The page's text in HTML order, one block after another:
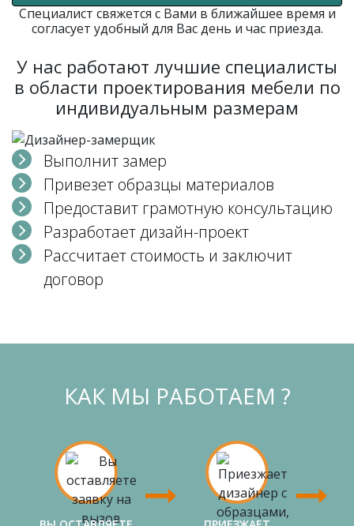
Специалист свяжется с Вами в ближайшее время и
согласует удобный для Вас день и час приезда.
У нас работают лучшие специалисты
в области проектирования мебели по
индивидуальным размерам
Выполнит замер
Привезет образцы материалов
Предоставит грамотную консультацию
Разработает дизайн-проект
Рассчитает стоимость и заключит
договор
КАК МЫ РАБОТАЕМ ?